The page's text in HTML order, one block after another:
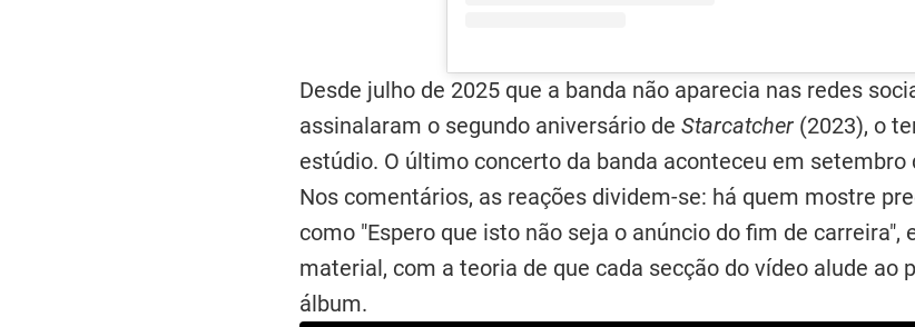
Desde julho de 2025 que a banda não aparecia nas redes
assinalaram o segundo aniversário deStarcatcher (2023), o
estúdio. O último concerto da banda aconteceu em setembro
Nos comentários, as reações dividem-se: há quem mostre
como "Espero que isto não seja o anúncio do fim de carreira",
material, com a teoria de que cada secção do vídeo alude ao
álbum.